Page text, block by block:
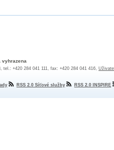
vyhrazena
+420 284 041 111, fax: +420 284 041 416,
RSS 2.0 Síťové služby RSS 2.0 INSPIRE